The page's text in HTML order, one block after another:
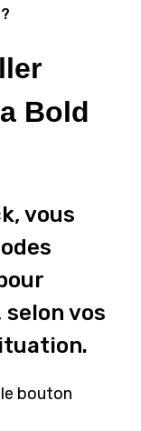
Bold
vous
vos
bouton